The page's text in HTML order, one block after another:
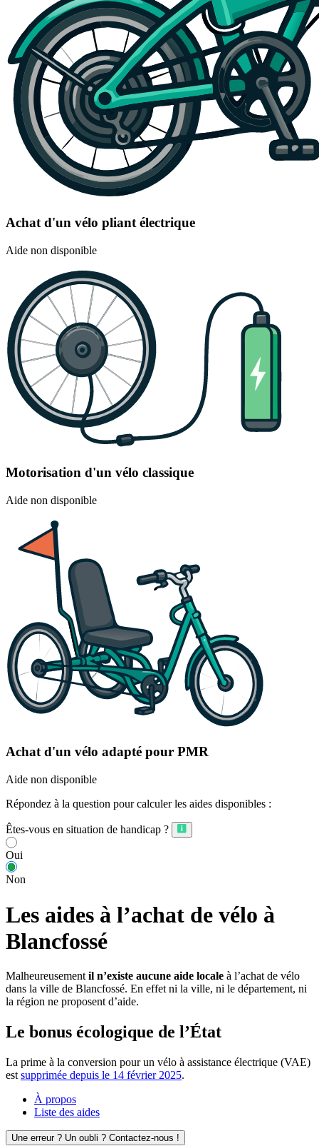
Achat d'un vélo pliant électrique
Aide non disponible
Motorisation d'un vélo classique
Aide non disponible
Achat d'un vélo adapté pour PMR
Aide non disponible
Répondez à la question pour calculer les aides disponibles :
Êtes-vous en situation de handicap ?
Oui
Non
Les aides à l’achat de vélo à
Blancfossé
Malheureusement il n’existe aucune aide locale à l’achat de vélo
dans la ville de Blancfossé. En effet ni la ville, ni le département, ni
la région ne proposent d’aide.
Le bonus écologique de l’État
La prime à la conversion pour un vélo à assistance électrique (VAE)
est supprimée depuis le 14 février 2025.
À propos
Liste des aides
Une erreur ? Un oubli ? Contactez-nous !